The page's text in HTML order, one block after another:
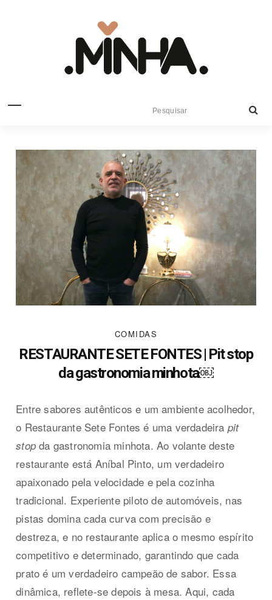
COMIDAS
RESTAURANTE SETE FONTES | Pit stop
da gastronomia minhota￼
Entre sabores autênticos e um ambiente acolhedor,
o Restaurante Sete Fontes é uma verdadeira pit
stop da gastronomia minhota. Ao volante deste
restaurante está Aníbal Pinto, um verdadeiro
apaixonado pela velocidade e pela cozinha
tradicional. Experiente piloto de automóveis, nas
pistas domina cada curva com precisão e
destreza, e no restaurante aplica o mesmo espírito
competitivo e determinado, garantindo que cada
prato é um verdadeiro campeão de sabor. Essa
dinâmica, reflete-se depois à mesa. Aqui, cada